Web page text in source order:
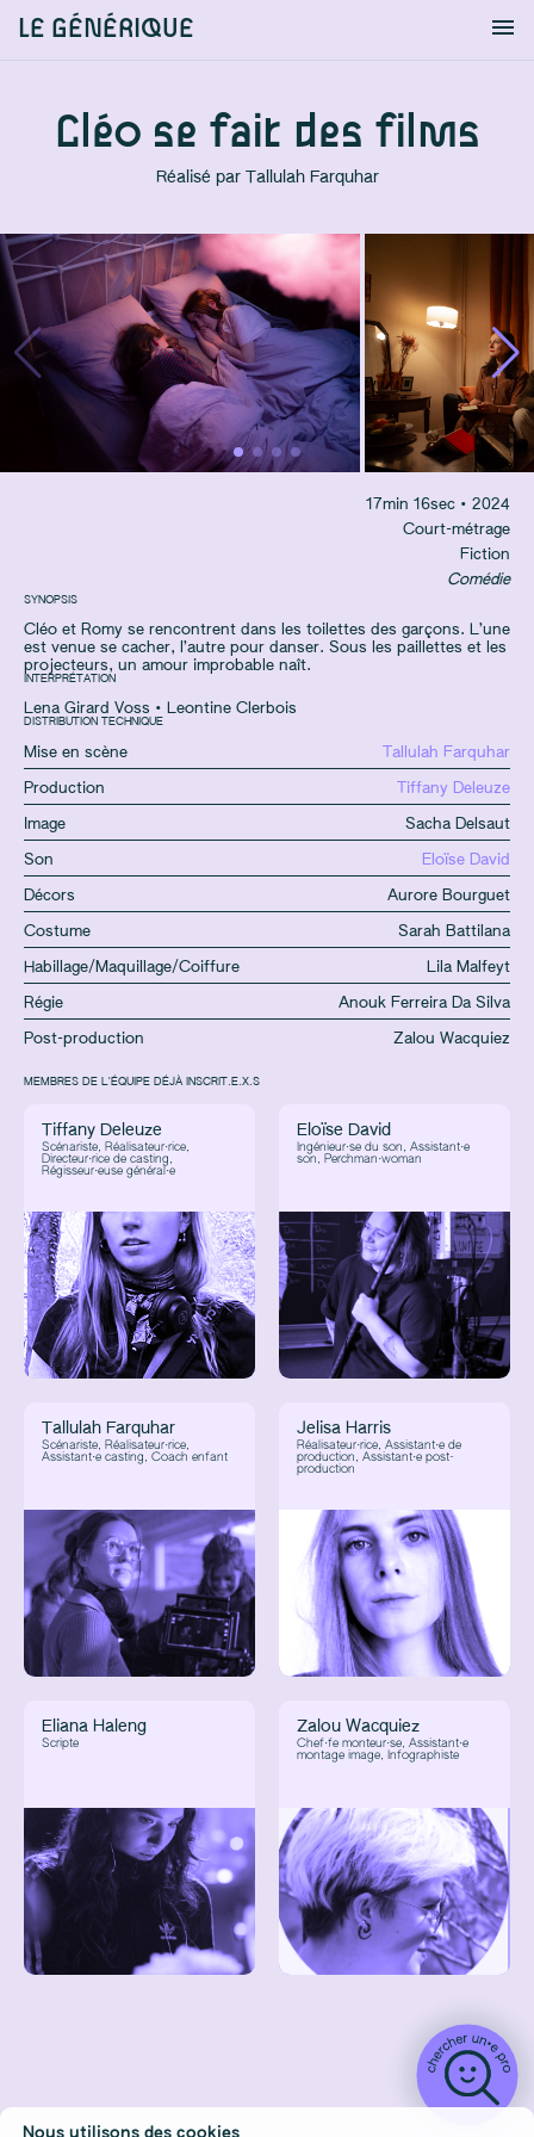
LE GÉNÉRIQUE
Cléo se fait des films
Réalisé par Tallulah Farquhar
SYNOPSIS
Cléo et Romy se rencontrent dans les toilettes des garçons. L’une
est venue se cacher, l’autre pour danser. Sous les paillettes et les
projecteurs, un amour improbable naît.
17min 16sec • 2024
Court-métrage
Fiction
Comédie
INTERPRÉTATION
Lena Girard Voss • Leontine Clerbois
DISTRIBUTION TECHNIQUE
Mise en scène Tallulah Farquhar
Production Tiffany Deleuze
Image Sacha Delsaut
Son Eloïse David
Décors Aurore Bourguet
Costume Sarah Battilana
Habillage/Maquillage/Coiffure Lila Malfeyt
Régie Anouk Ferreira Da Silva
Post-production Zalou Wacquiez
MEMBRES DE L'ÉQUIPE DÉJÀ INSCRIT.E.X.S
Tiffany Deleuze
Scénariste, Réalisateur·rice,
Directeur·rice de casting,
Régisseur·euse général·e
Eloïse David
Ingénieur·se du son, Assistant·e
son, Perchman·woman
Tallulah Farquhar
Scénariste, Réalisateur·rice,
Assistant·e casting, Coach enfant
Jelisa Harris
Réalisateur·rice, Assistant·e de
production, Assistant·e post-
production
Eliana Haleng
Scripte
Zalou Wacquiez
Chef·fe monteur·se, Assistant·e
montage image, Infographiste
Nous utilisons des cookies